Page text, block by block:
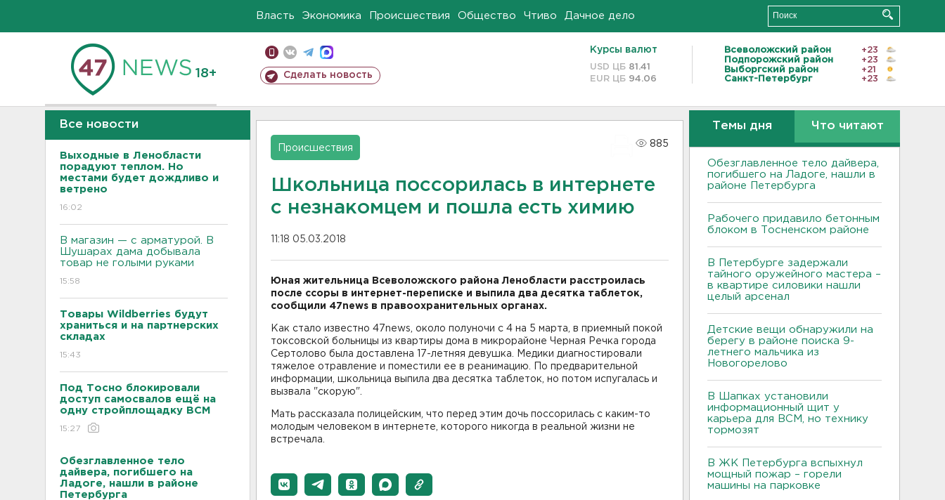
Власть Экономика Происшествия Общество Чтиво Дачное дело
18+ Сделать новость
Курсы валют
USD ЦБ 81.41
EUR ЦБ 94.06
Всеволожский район
+23
Подпорожский район
+23
Выборгский район
+21
Санкт-Петербург
+23
Все новости
Выходные в Ленобласти
порадуют теплом. Но
местами будет дождливо и
ветрено
16:02
В магазин — с арматурой. В
Шушарах дама добывала
товар не голыми руками
15:58
Товары Wildberries будут
храниться и на партнерских
складах
15:43
Под Тосно блокировали
доступ самосвалов ещё на
одну стройплощадку ВСМ
15:27
Обезглавленное тело
дайвера, погибшего на
Ладоге, нашли в районе
Петербурга
Происшествия
885
Школьница поссорилась в интернете
с незнакомцем и пошла есть химию
11:18 05.03.2018
Юная жительница Всеволожского района Ленобласти расстроилась
после ссоры в интернет-переписке и выпила два десятка таблеток,
сообщили 47news в правоохранительных органах.
Как стало известно 47news, около полуночи с 4 на 5 марта, в приемный покой
токсовской больницы из квартиры дома в микрорайоне Черная Речка города
Сертолово была доставлена 17-летняя девушка. Медики диагностировали
тяжелое отравление и поместили ее в реанимацию. По предварительной
информации, школьница выпила два десятка таблеток, но потом испугалась и
вызвала "скорую".
Мать рассказала полицейским, что перед этим дочь поссорилась с каким-то
молодым человеком в интернете, которого никогда в реальной жизни не
встречала.
Темы дня Что читают
Обезглавленное тело дайвера,
погибшего на Ладоге, нашли в
районе Петербурга
Рабочего придавило бетонным
блоком в Тосненском районе
В Петербурге задержали
тайного оружейного мастера –
в квартире силовики нашли
целый арсенал
Детские вещи обнаружили на
берегу в районе поиска 9-
летнего мальчика из
Новогорелово
В Шапках установили
информационный щит у
карьера для ВСМ, но технику
тормозят
В ЖК Петербурга вспыхнул
мощный пожар – горели
машины на парковке